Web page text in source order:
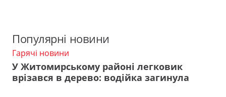
Популярні новини
Гарячі новини
У Житомирському районі легковик
врізався в дерево: водійка загинула